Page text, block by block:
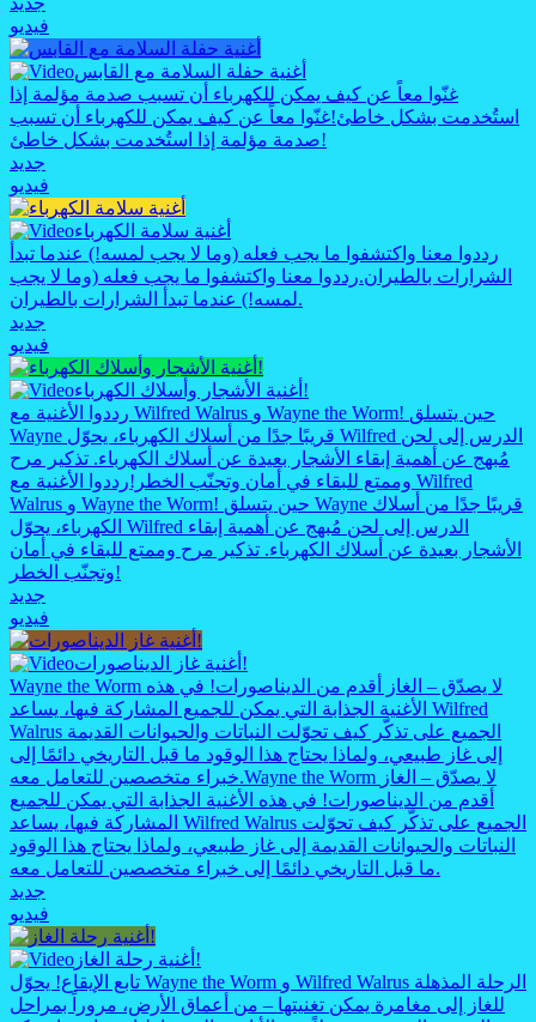
فيديو
أغنية حفلة السلامة مع القابس
غنّوا معاً عن كيف يمكن للكهرباء أن تسبب صدمة مؤلمة إذا
استُخدمت بشكل خاطئ!غنّوا معاً عن كيف يمكن للكهرباء أن تسبب
صدمة مؤلمة إذا استُخدمت بشكل خاطئ!
جديد
فيديو
أغنية سلامة الكهرباء
رددوا معنا واكتشفوا ما يجب فعله (وما لا يجب لمسه!) عندما تبدأ
الشرارات بالطيران.رددوا معنا واكتشفوا ما يجب فعله (وما لا يجب
لمسه!) عندما تبدأ الشرارات بالطيران.
جديد
فيديو
أغنية الأشجار وأسلاك الكهرباء!
رددوا الأغنية مع Wilfred Walrus و Wayne the Worm! حين يتسلق
Wayne قريبًا جدًا من أسلاك الكهرباء، يحوّل Wilfred الدرس إلى لحن
مُبهج عن أهمية إبقاء الأشجار بعيدة عن أسلاك الكهرباء. تذكير مرح
وممتع للبقاء في أمان وتجنّب الخطر!رددوا الأغنية مع Wilfred
Walrus و Wayne the Worm! حين يتسلق Wayne قريبًا جدًا من أسلاك
الكهرباء، يحوّل Wilfred الدرس إلى لحن مُبهج عن أهمية إبقاء
الأشجار بعيدة عن أسلاك الكهرباء. تذكير مرح وممتع للبقاء في أمان
وتجنّب الخطر!
جديد
فيديو
أغنية غاز الديناصورات!
Wayne the Worm لا يصدّق – الغاز أقدم من الديناصورات! في هذه
الأغنية الجذابة التي يمكن للجميع المشاركة فيها، يساعد Wilfred
Walrus الجميع على تذكّر كيف تحوّلت النباتات والحيوانات القديمة
إلى غاز طبيعي، ولماذا يحتاج هذا الوقود ما قبل التاريخي دائمًا إلى
خبراء متخصصين للتعامل معه.Wayne the Worm لا يصدّق – الغاز
أقدم من الديناصورات! في هذه الأغنية الجذابة التي يمكن للجميع
المشاركة فيها، يساعد Wilfred Walrus الجميع على تذكّر كيف تحوّلت
النباتات والحيوانات القديمة إلى غاز طبيعي، ولماذا يحتاج هذا الوقود
ما قبل التاريخي دائمًا إلى خبراء متخصصين للتعامل معه.
جديد
فيديو
أغنية رحلة الغاز!
تابع الإيقاع! يحوّل Wayne the Worm و Wilfred Walrus الرحلة المذهلة
للغاز إلى مغامرة يمكن تغنيتها – من أعماق الأرض، مروراً بمراحل